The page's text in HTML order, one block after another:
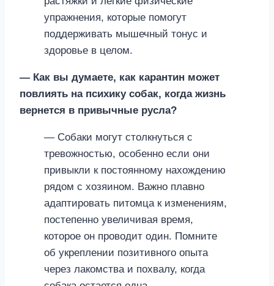
упражнения, которые помогут
поддерживать мышечный тонус и
здоровье в целом.
— Как вы думаете, как карантин может
повлиять на психику собак, когда жизнь
вернется в привычные русла?
— Собаки могут столкнуться с
тревожностью, особенно если они
привыкли к постоянному нахождению
рядом с хозяином. Важно плавно
адаптировать питомца к изменениям,
постепенно увеличивая время,
которое он проводит один. Помните
об укреплении позитивного опыта
через лакомства и похвалу, когда